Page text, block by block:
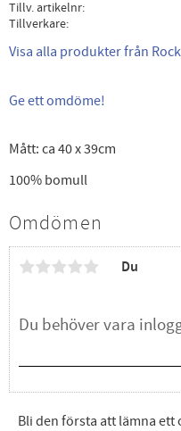
Tillv. artikelnr
Tillverkare
Visa alla produkter från
Ge ett omdöme!
Mått: ca 40 x 39cm
100% bomull
Omdömen
Du
Bli den första att lämna ett